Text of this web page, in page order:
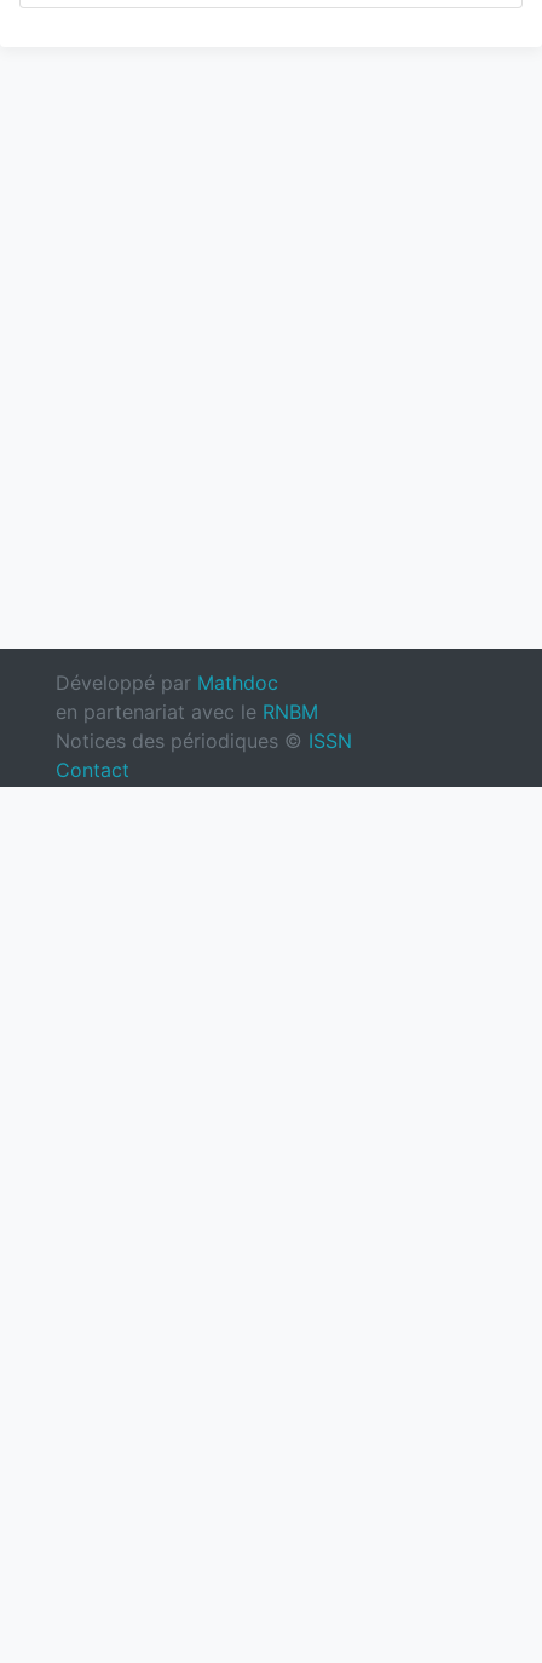
Développé par Mathdoc
en partenariat avec le RNBM
Notices des périodiques © ISSN
Contact